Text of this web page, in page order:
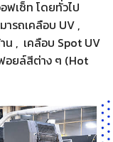
ฟเซ็ท โดยทั่วไป
รถเคลือบ UV ,
น , เคลือบ Spot UV
อยล์สีต่าง ๆ (Hot